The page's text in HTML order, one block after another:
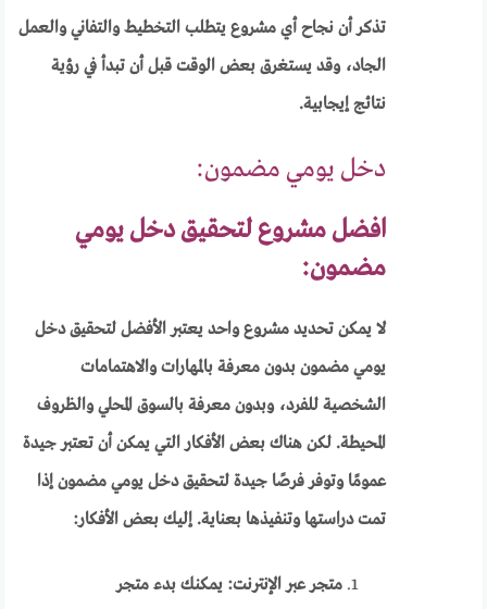
تذكر أن نجاح أي مشروع يتطلب التخطيط والتفاني والعمل
الجاد، وقد يستغرق بعض الوقت قبل أن تبدأ في رؤية
نتائج إيجابية.
دخل يومي مضمون:
افضل مشروع لتحقيق دخل يومي
مضمون:
لا يمكن تحديد مشروع واحد يعتبر الأفضل لتحقيق دخل
يومي مضمون بدون معرفة بالمهارات والاهتمامات
الشخصية للفرد، وبدون معرفة بالسوق المحلي والظروف
المحيطة. لكن هناك بعض الأفكار التي يمكن أن تعتبر جيدة
عمومًا وتوفر فرصًا جيدة لتحقيق دخل يومي مضمون إذا
تمت دراستها وتنفيذها بعناية. إليك بعض الأفكار:
متجر عبر الإنترنت: يمكنك بدء متجر